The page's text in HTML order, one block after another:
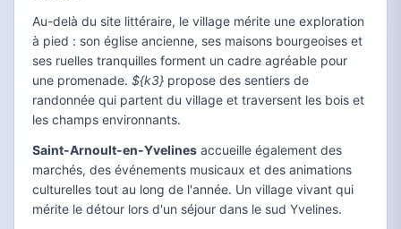
Au-delà du site littéraire, le village mérite une exploration
à pied : son église ancienne, ses maisons bourgeoises et
ses ruelles tranquilles forment un cadre agréable pour
une promenade. ${k3} propose des sentiers de
randonnée qui partent du village et traversent les bois et
les champs environnants.
Saint-Arnoult-en-Yvelines accueille également des
marchés, des événements musicaux et des animations
culturelles tout au long de l'année. Un village vivant qui
mérite le détour lors d'un séjour dans le sud Yvelines.